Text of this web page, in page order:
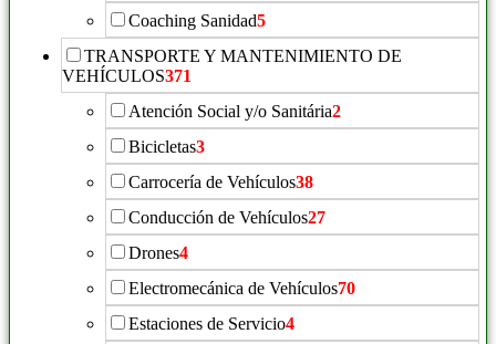
Coaching Sanidad5
TRANSPORTE Y MANTENIMIENTO DE
VEHÍCULOS371
Atención Social y/o Sanitária2
Bicicletas3
Carrocería de Vehículos38
Conducción de Vehículos27
Drones4
Electromecánica de Vehículos70
Estaciones de Servicio4